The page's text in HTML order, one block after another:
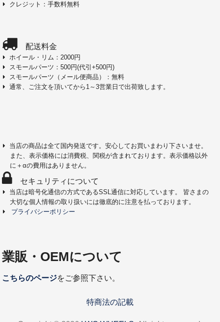
クレジット：手数料無料
配送料金
ホイール・リム：2000円
スモールパーツ：500円(代引+500円)
スモールパーツ（メール便商品）：無料
通常、ご注文を頂いてから1～3営業日で出荷致します。
当店の商品は全て国内発送です。安心してお買いまわり下さいませ。
また、表示価格には消費税、関税が含まれております。表示価格以外
に＋αの費用はありません。
セキュリティについて
当店は暗号化通信の方式であるSSL通信に対応しています。 皆さまの
大切な個人情報の取り扱いには徹底的に注意を払っております。
プライバシーポリシー
業販・OEMについて
こちらのページをご参照下さい。
特商法の記載